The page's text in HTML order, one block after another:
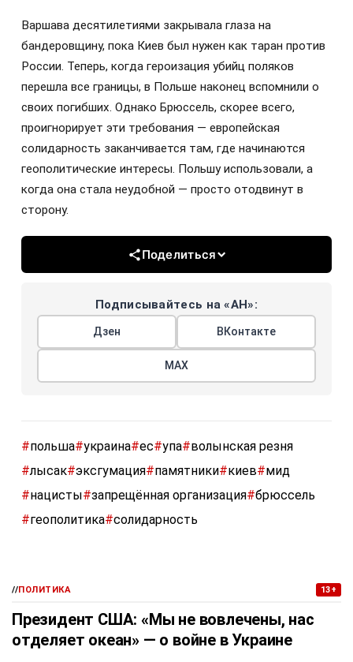
Варшава десятилетиями закрывала глаза на
бандеровщину, пока Киев был нужен как таран против
России. Теперь, когда героизация убийц поляков
перешла все границы, в Польше наконец вспомнили о
своих погибших. Однако Брюссель, скорее всего,
проигнорирует эти требования — европейская
солидарность заканчивается там, где начинаются
геополитические интересы. Польшу использовали, а
когда она стала неудобной — просто отодвинут в
сторону.
Поделиться
Подписывайтесь на «АН»:
Дзен ВКонтакте
МАХ
#польша#украина#ес#упа#волынская резня
#лысак#эксгумация#памятники#киев#мид
#нацисты#запрещённая организация#брюссель
#геополитика#солидарность
//ПОЛИТИКА 13+
Президент США: «Мы не вовлечены, нас
отделяет океан» — о войне в Украине